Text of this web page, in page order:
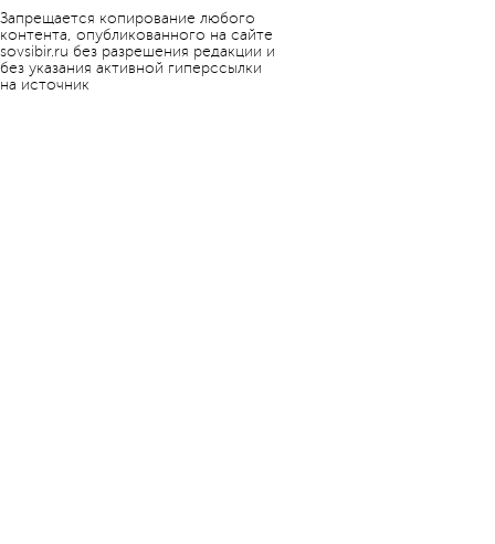
Запрещается копирование любого
контента, опубликованного на сайте
sovsibir.ru без разрешения редакции и
без указания активной гиперссылки
на источник